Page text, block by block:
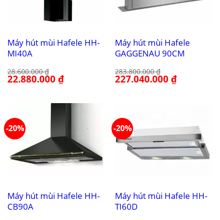
Máy hút mùi Hafele HH-
MI40A
28.600.000₫
Giá
gốc
22.880.000₫Giá
hiện
22.880.000 ₫.
Máy hút mùi Hafele
GAGGENAU 90CM
283.800.000₫
Giá
gốc
227.040.000₫Giá
hiện
-20%
Máy hút mùi Hafele HH-
CB90A
-20%
Máy hút mùi Hafele HH-
TI60D